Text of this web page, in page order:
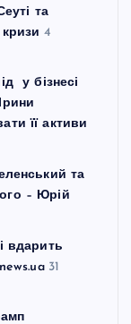
та
4
у бізнесі
її активи
та
– Юрій
вдарить
31